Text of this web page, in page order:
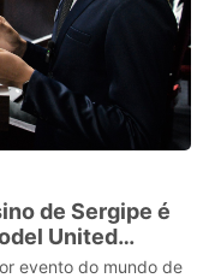
de Sergipe é
United
evento do mundo de